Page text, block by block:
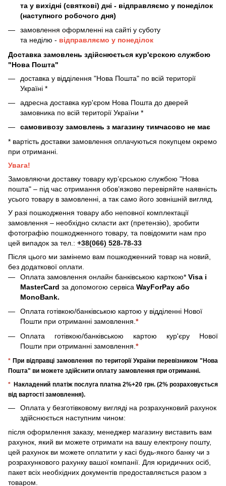
та у вихідні (святкові) дні - відправляємо у понеділок
(наступного робочого дня)
замовлення оформленні на сайті у суботу
та неділю - відправляємо у понеділок
Доставка замовлень здійснюється кур'єрскою службою
"Нова Пошта"
доставка у відділення "Нова Пошта" по всій території
Україні *
адресна доставка кур'єром Нова Пошта до дверей
замовника по всій території України *
самовивозу замовлень з магазину тимчасово не має
* вартість доставки замовлення оплачуються покупцем окремо
при отриманні.
Увага!
Замовляючи доставку товару кур’єрською службою "Нова
пошта" – під час отримання обов’язково перевіряйте наявність
усього товару в замовленні, а так само його зовнішній вигляд.
У разі пошкодження товару або неповної комплектації
замовлення – необхідно скласти акт (претензію), зробити
фотографію пошкодженного товару, та повідомити нам про
цей випадок за тел.: +38(066) 528-78-33
Після цього ми замінемо вам пошкодженний товар на новий,
без додаткової оплати.
Оплата замовлення онлайн банківською карткою* Visa і
MasterCard за допомогою сервіса WayForPay або
MonoBank.
Оплата готівкою/банківською картою у відділенні Нової
Пошти при отриманні замовлення. *
Оплата готівкою/банківською картою кур'єру Нової
Пошти при отриманні замовлення. *
* При відправці замовлення по території України перевізником "Нова
Пошта" ви можете здійснити оплату замовлення при отриманні.
* Накладений платіж послуга платна 2%+20 грн. (2% розраховується
від вартості замовлення).
Оплата у безготівковому вигляді на розрахунковий рахунок
здійснюється наступним чином:
після оформлення заказу, менеджер магазину виставить вам
рахунок, який ви можете отримати на вашу електрону пошту,
цей рахунок ви можете оплатити у касі будь-якого банку чи з
розрахункового рахунку вашої компанії. Для юридичних осіб,
пакет всіх необхідних документів предоставляється разом з
товаром.